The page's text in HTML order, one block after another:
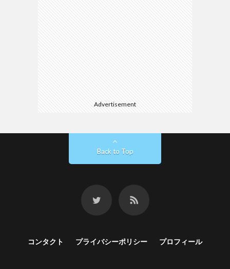
Advertisement
Back to Top
コンタクト プライバシーポリシー プロフィール